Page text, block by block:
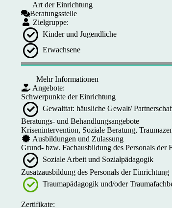
Art der Einrichtung
Beratungsstelle
Zielgruppe:
Kinder und Jugendliche
Erwachsene
Mehr Informationen
Angebote:
Schwerpunkte der Einrichtung
Gewalttat: häusliche Gewalt/
Beratungs- und Behandlungsangebote
Krisenintervention, Soziale Beratung,
Ausbildungen und Zulassung
Grund- bzw. Fachausbildung des Personals der
Soziale Arbeit und Sozialpädagogik
Zusatzausbildung des Personals der Einrichtung
Traumapädagogik und/oder
Zertifikate: